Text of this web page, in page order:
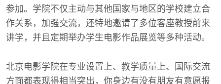
参加。学院不仅主动与其他国家与地区的学校建立合
作关系，加强交流，还特地邀请了多位客座教授前来
讲学，并且定期举办学生电影作品展览等多种活动。
北京电影学院在专业设置上、教学质量上、国际交流
方面都表现得相当突出，你身边有没有朋友有意愿报